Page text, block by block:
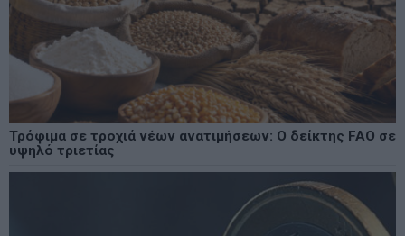
Τρόφιμα σε τροχιά νέων ανατιμήσεων: Ο δείκτης FAO σε
υψηλό τριετίας